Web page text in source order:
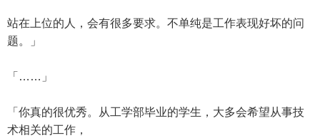
站在上位的人，会有很多要求。不单纯是工作表现好坏的问
题。」
「……」
「你真的很优秀。从工学部毕业的学生，大多会希望从事技
术相关的工作，